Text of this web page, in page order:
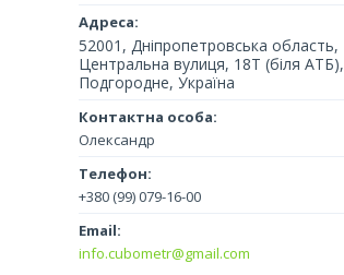
52001, Дніпропетровська область,
Центральна вулиця, 18Т (біля АТБ),
Подгородне, Україна
Олександр
+380 (99) 079-16-00
info.cubometr@gmail.com